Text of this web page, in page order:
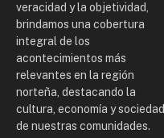
veracidad y la objetividad,
brindamos una cobertura
integral de los
acontecimientos más
relevantes en la región
norteña, destacando la
cultura, economía y sociedad
de nuestras comunidades.